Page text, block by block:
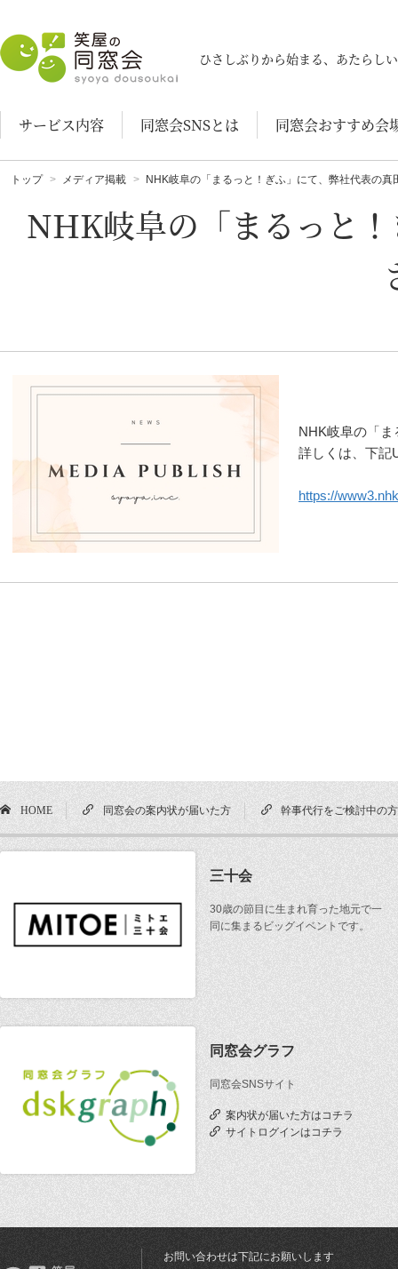
笑屋の同窓会
ひさしぶりから始まる、あたらし
サービス内容 同窓会SNSとは 同窓会おすすめ会
トップ メディア掲載 NHK岐阜の「まるっと！ぎふ」にて、弊社代表の真
NHK岐阜の「まるっと
NHK岐阜の「
詳しくは、下記
https://
HOME 同窓会の案内状が届いた方 幹事代行をご検討中の方
三十会
30歳の節目に生まれ育った地元で一
同に集まるビッグイベントです。
同窓会グラフ
同窓会SNSサイト
案内状が届いた方はコチラ
サイトログインはコチラ
お問い合わせは下記にお願いします